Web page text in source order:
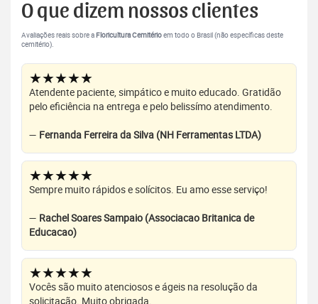
O que dizem nossos clientes
Avaliações reais sobre a Floricultura Cemitérioem todo o Brasil (não específicas deste
cemitério).
★★★★★
Atendente paciente, simpático e muito educado. Gratidão
pelo eficiência na entrega e pelo belissímo atendimento.
— Fernanda Ferreira da Silva (NH Ferramentas LTDA)
★★★★★
Sempre muito rápidos e solícitos. Eu amo esse serviço!
— Rachel Soares Sampaio (Associacao Britanica de
Educacao)
★★★★★
Vocês são muito atenciosos e ágeis na resolução da
solicitação. Muito obrigada.